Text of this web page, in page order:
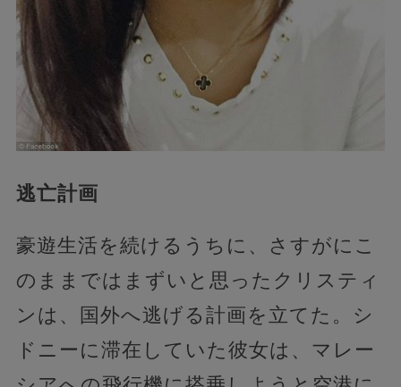
逃亡計画
豪遊生活を続けるうちに、さすがにこ
のままではまずいと思ったクリスティ
ンは、国外へ逃げる計画を立てた。シ
ドニーに滞在していた彼女は、マレー